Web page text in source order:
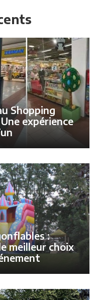
Shopping
expérience
:
meilleur choix